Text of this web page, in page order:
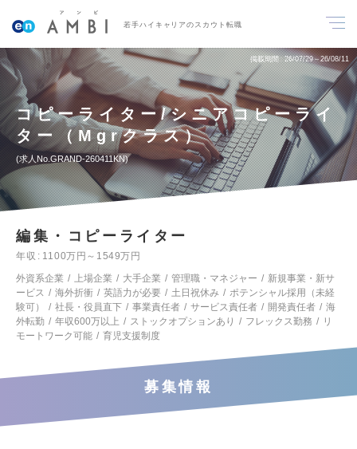
若手ハイキャリアのスカウト転職
掲載期間 26/07/29～26/08/11
コピーライター/シニアコピーライ
ター（Mgrクラス）
求人No.GRAND-260411KN
編集・コピーライター
年収
1100万円～1549万円
外資系企業
上場企業 大手企業 管理職・マネジャー
新規事業・新サ
ービス
海外折衝 英語力が必要 土日祝休み
ポテンシャル採用（未経
験可）
社長・役員直下 事業責任者 サービス責任者 開発責任者
海
外転勤
年収600万以上 ストックオプションあり フレックス勤務
リ
モートワーク可能
育児支援制度
募集情報